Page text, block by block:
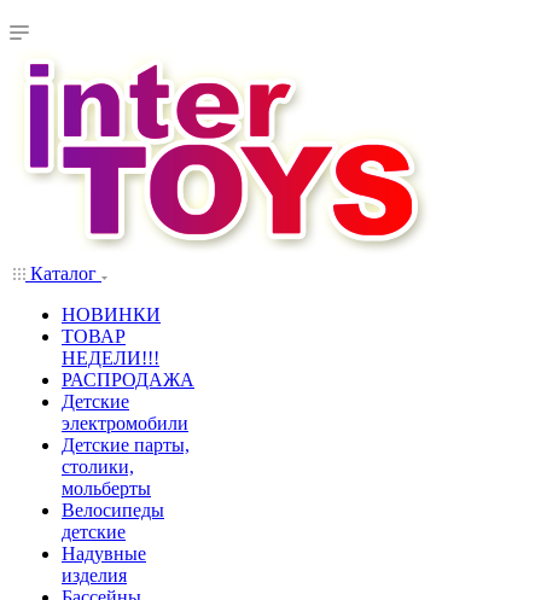
Каталог
НОВИНКИ
ТОВАР
НЕДЕЛИ!!!
РАСПРОДАЖА
Детские
электромобили
Детские парты,
столики,
мольберты
Велосипеды
детские
Надувные
изделия